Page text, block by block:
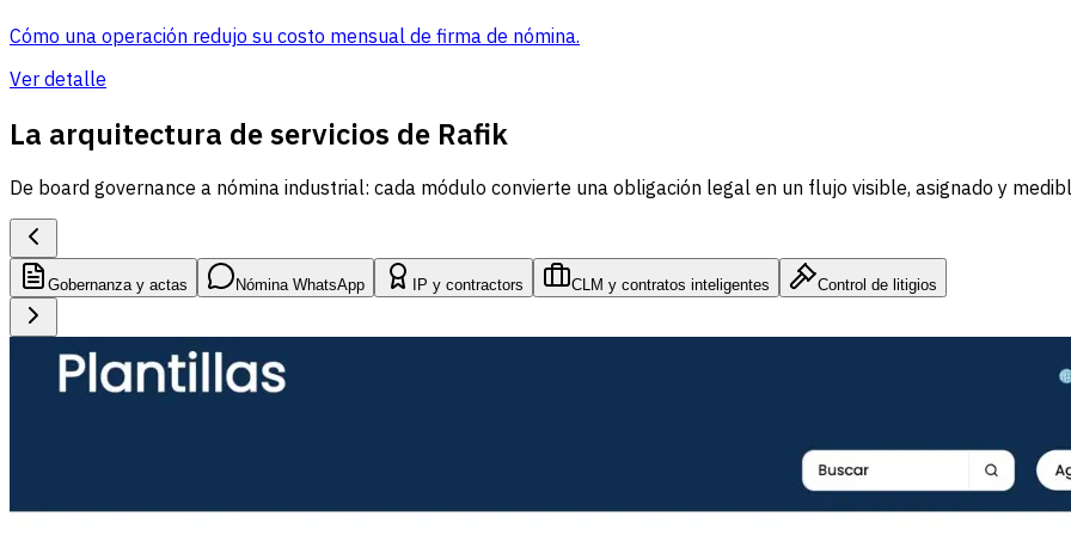
Cómo una operación redujo su costo mensual de firma de nómina.
Ver detalle
La arquitectura de servicios de Rafik
De board governance a nómina industrial: cada módulo convierte una obligación legal en un flujo visible, asignado y
Gobernanza y actas Nómina WhatsApp IP y contractors CLM y contratos inteligentes Control de litigios